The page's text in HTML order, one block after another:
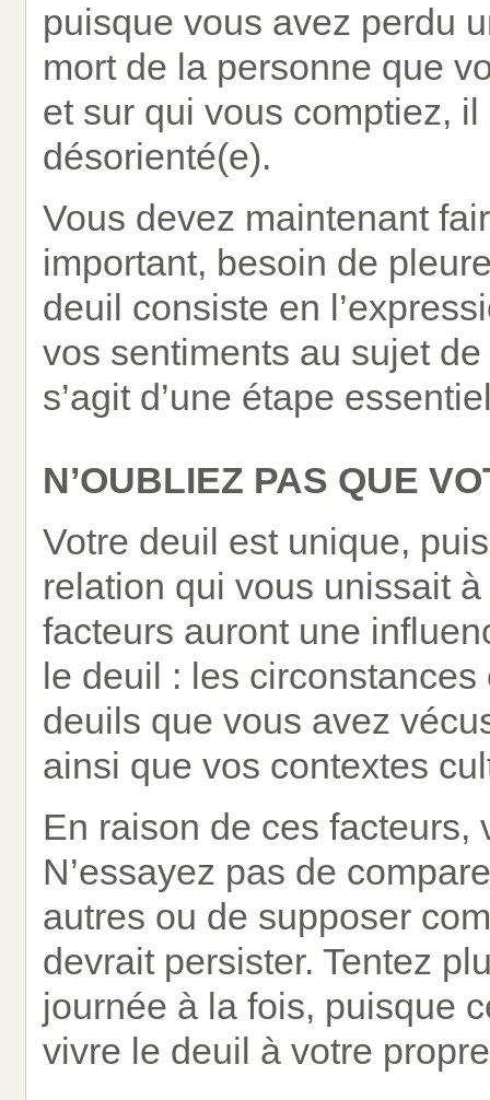
puisque vous avez perdu
mort de la personne que
et sur qui vous comptiez,
désorienté(e).
Vous devez maintenant
important, besoin de
deuil consiste en
vos sentiments au sujet
s’agit d’une étape
N’OUBLIEZ PAS QUE
Votre deuil est unique,
relation qui vous unissait
facteurs auront une
le deuil : les
deuils que vous avez
ainsi que vos contextes
En raison de ces facteurs,
N’essayez pas de
autres ou de supposer
devrait persister. Tentez
journée à la fois, puisque
vivre le deuil à votre